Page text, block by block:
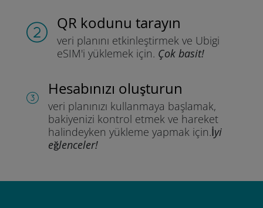
QR kodunu tarayın
veri planını etkinleştirmek ve Ubigi
eSIM'i yüklemek için. Çok basit!
Hesabınızı oluşturun
veri planınızı kullanmaya başlamak,
bakiyenizi kontrol etmek ve hareket
halindeyken yükleme yapmak için.İyi
eğlenceler!